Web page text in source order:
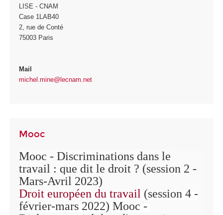
LISE - CNAM
Case 1LAB40
2, rue de Conté
75003 Paris
Mail
michel.mine@lecnam.net
Mooc
Mooc - Discriminations dans le
travail : que dit le droit ? (session 2 -
Mars-Avril 2023)
Droit européen du travail (session 4 -
février-mars 2022) Mooc -